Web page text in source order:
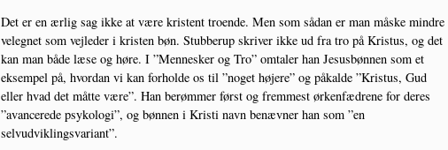
Det er en ærlig sag ikke at være kri­stent tro­en­de. Men som sådan er man måske min­dre
vel­eg­net som vej­le­der i kri­sten bøn. Stub­be­rup skri­ver ikke ud fra tro på Kristus, og det
kan man både læse og høre. I ”Men­ne­sker og Tro” omta­ler han Jesus­bøn­nen som et
eksem­pel på, hvor­dan vi kan for­hol­de os til ”noget høje­re” og påkal­de ”Kristus, Gud
eller hvad det måt­te være”. Han berøm­mer først og frem­mest ørken­fædre­ne for deres
”avan­ce­re­de psy­ko­lo­gi”, og bøn­nen i Kri­sti navn benæv­ner han som ”en
selvudviklingsvariant”.